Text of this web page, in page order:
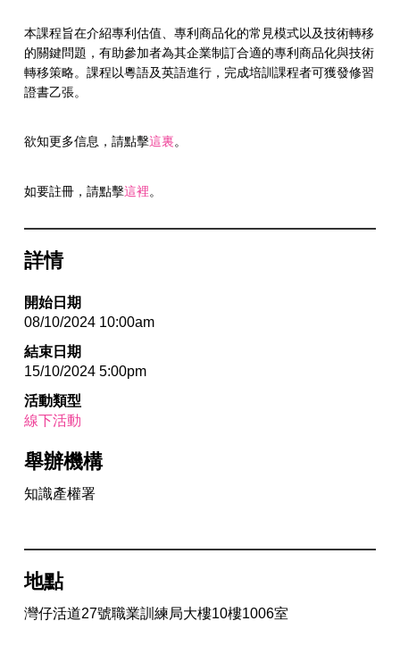
本課程旨在介紹專利估值、專利商品化的常見模式以及技術轉移
的關鍵問題，有助參加者為其企業制訂合適的專利商品化與技術
轉移策略。課程以粵語及英語進行，完成培訓課程者可獲發修習
證書乙張。
欲知更多信息，請點擊這裏。
如要註冊，請點擊這裡。
詳情
開始日期
08/10/2024 10:00am
結束日期
15/10/2024 5:00pm
活動類型
線下活動
舉辦機構
知識產權署
地點
灣仔活道27號職業訓練局大樓10樓1006室